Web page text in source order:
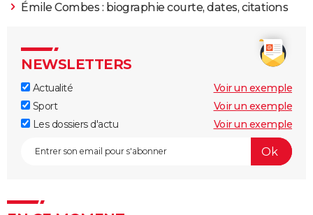
Émile Combes : biographie courte, dates, citations
NEWSLETTERS
Actualité
Voir un exemple
Sport
Voir un exemple
Les dossiers d'actu
Voir un exemple